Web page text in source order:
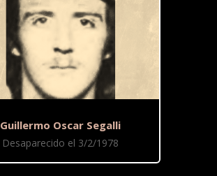
Guillermo Oscar Segalli
Desaparecido el 3/2/1978